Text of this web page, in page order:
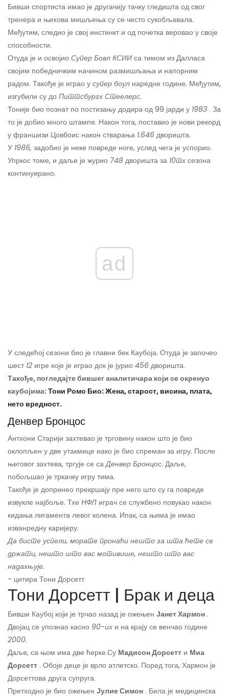
Бивши спортиста имао је другачију тачку гледишта од свог
тренера и њихова мишљења су се често сукобљавала.
Међутим, следио је свој инстинкт и од почетка веровао у своје
способности.
Отуда је и освојио Супер Бовл КСИИ са тимом из Далласа
својим победничким начином размишљања и напорним
радом. Такође је играо у супер боул наредне године. Међутим,
изгубили су до Питтсбургх Стеелерс.
Тоније био познат по постизању додира од 99 јарди у 1983 . За
то је добио много штампе. Након тога, поставио је нови рекорд
у франшизи Цовбоис након стварања 1.646 дворишта.
У 1986, задобио је неке повреде ноге, услед чега је успорио.
Упркос томе, и даље је журио 748 дворишта за 10тх сезона
континуирано.
ad
У следећој сезони био је главни бек Каубоја. Отуда је започео
шест 12 игре које је играо док је јурио 456 дворишта.
Такође, погледајте бившег аналитичара који се окренуо
каубојима:Тони Ромо Био: Жена, старост, висина, плата,
нето вредност.
Денвер Бронцос
Антхони Старији захтевао је трговину након што је био
оклопљен у две утакмице иако је био спреман за игру. После
његовог захтева, тргује се саДенвер Бронцос. Даље,
побољшао је тркачку игру тима.
Такође је допринео прекршају пре него што су га повреде
извукле најбоље. Тхе НФЛ играч се службено повукао након
кидања лигамента левог колена. Ипак, са њима је имао
изванредну каријеру.
Да бисте успели, морате пронаћи нешто за шта ћете се
држати, нешто што вас мотивише, нешто што вас
надахњује.
- цитира Тони Дорсетт
Тони Дорсетт | Брак и деца
Бивши Каубој који је трчао назад је ожењен Јанет Хармон .
Двојац се упознао касно 90-их и на крају се венчао године
2000.
Даље, са њом има две ћерке.Су Мадисон Дорсетт и Миа
Дорсетт . Обоје деце је врло атлетско. Поред тога, Хармон је
Дорсеттова друга супруга.
Претходно је био ожењен Јулие Симон . Била је медицинска